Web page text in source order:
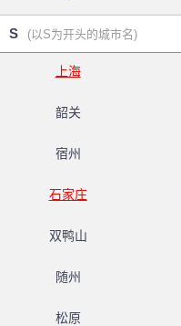
S (以S为开头的城市名)
上海
韶关
宿州
石家庄
双鸭山
随州
松原